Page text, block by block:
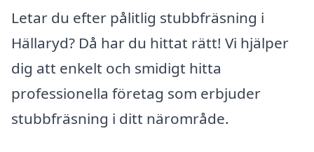
Letar du efter pålitlig stubbfräsning i
Hällaryd? Då har du hittat rätt! Vi hjälper
dig att enkelt och smidigt hitta
professionella företag som erbjuder
stubbfräsning i ditt närområde.